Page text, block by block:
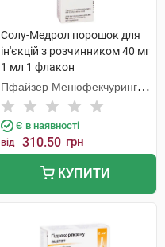
Солу-Медрол порошок для
ін'єкцій з розчинником 40 мг
1 мл 1 флакон
Пфайзер Менюфекчуринг
Бельгія
Є в наявності
від 310.50 грн
КУПИТИ